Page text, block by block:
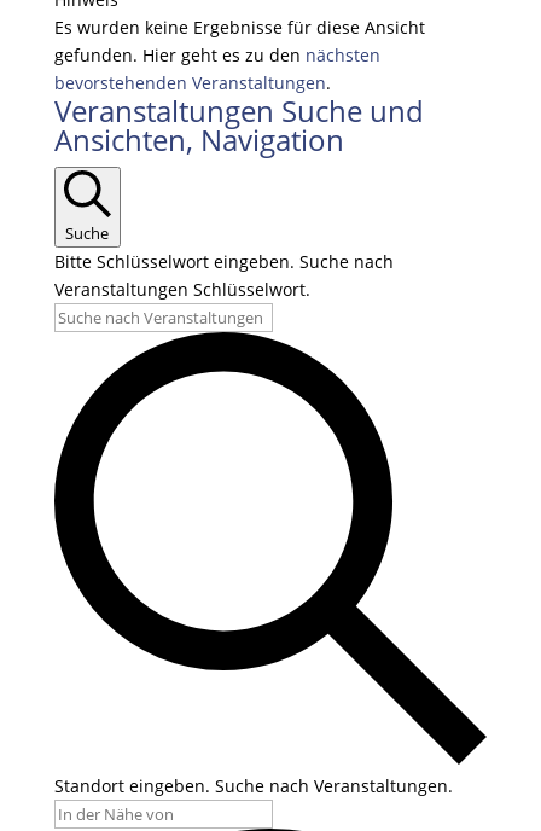
Es wurden keine Ergebnisse für diese Ansicht
gefunden. Hier geht es zu den nächsten
bevorstehenden Veranstaltungen.
Veranstaltungen Suche und
Ansichten, Navigation
Suche
Bitte Schlüsselwort eingeben. Suche nach
Veranstaltungen Schlüsselwort.
Standort eingeben. Suche nach Veranstaltungen.